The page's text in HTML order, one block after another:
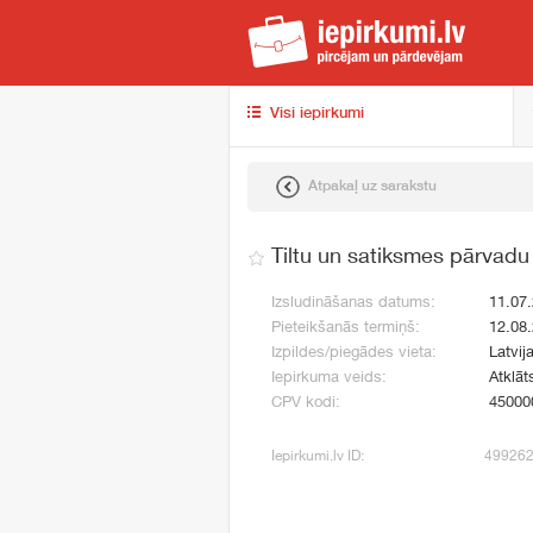
Visi iepirkumi
Atpakaļ uz sarakstu
Tiltu un satiksmes
Izsludināšanas datums:
Pieteikšanās termiņš:
Izpildes/piegādes vieta:
Iepirkuma veids:
CPV kodi:
Iepirkumi.lv ID: